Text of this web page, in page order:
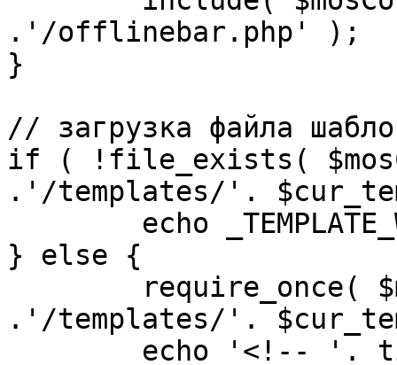
.'/offlinebar.php' );
}
// загрузка файла
if ( !file_exists(
.'/templates/'.
} else {
.'/templates/'.